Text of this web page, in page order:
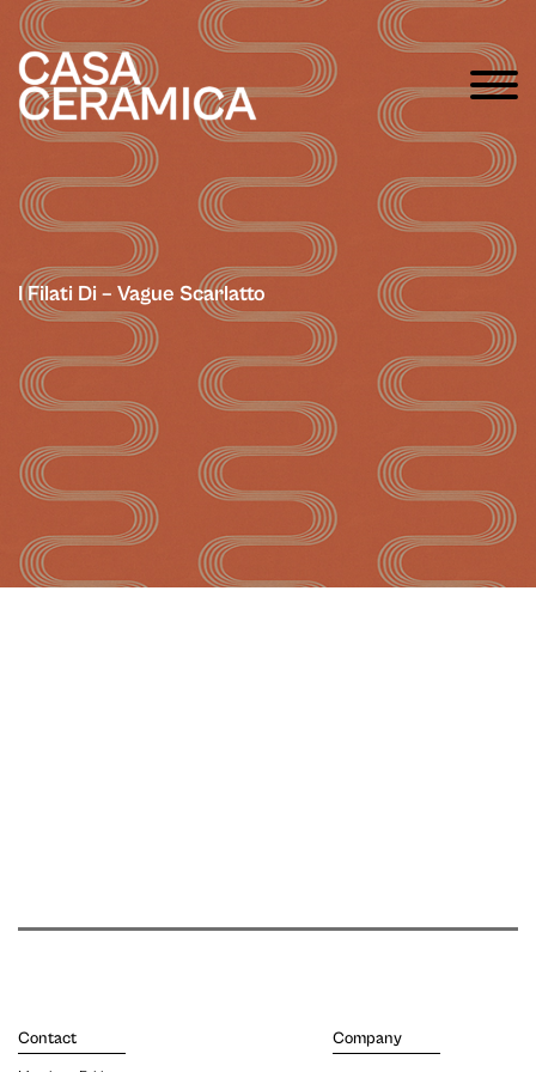
I Filati Di – Vague Scarlatto
Contact Company